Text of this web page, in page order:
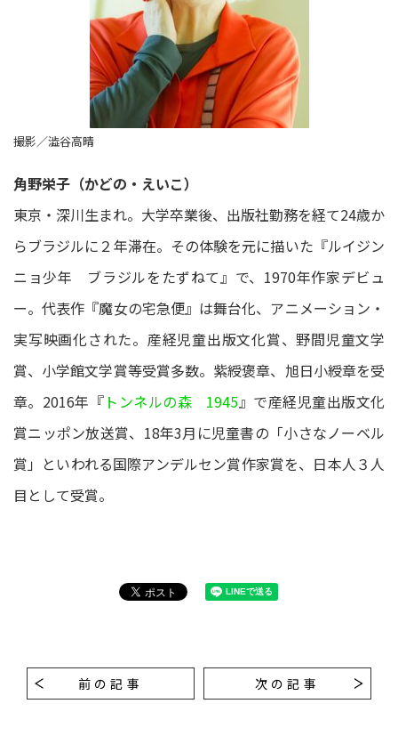
撮影／澁谷高晴
角野栄子（かどの・えいこ）
東京・深川生まれ。大学卒業後、出版社勤務を経て24歳か
らブラジルに２年滞在。その体験を元に描いた『ルイジン
ニョ少年 ブラジルをたずねて』で、1970年作家デビュ
ー。代表作『魔女の宅急便』は舞台化、アニメーション・
実写映画化された。産経児童出版文化賞、野間児童文学
賞、小学館文学賞等受賞多数。紫綬褒章、旭日小綬章を受
章。2016年『 トンネルの森 1945』で産経児童出版文化
賞ニッポン放送賞、18年3月に児童書の「小さなノーベル
賞」といわれる国際アンデルセン賞作家賞を、日本人３人
目として受賞。
前の記事 次の記事